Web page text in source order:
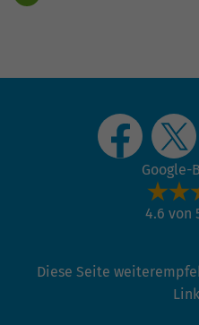
Google-
4.6 von
Diese Seite